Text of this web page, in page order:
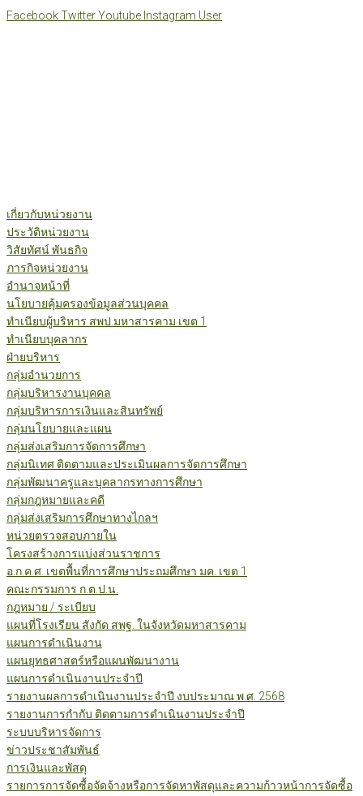
Skip
FacebookTwitterYoutube Instagram User
เกี่ยวกับหน่วยงาน
ประวัติหน่วยงาน
วิสัยทัศน์ พันธกิจ
ภารกิจหน่วยงาน
อำนาจหน้าที่
นโยบายคุ้มครองข้อมูลส่วนบุคคล
ทำเนียบผู้บริหาร สพป.มหาสารคาม เขต 1
ทำเนียบบุคลากร
ฝ่ายบริหาร
กลุ่มอำนวยการ
กลุ่มบริหารงานบุคคล
กลุ่มบริหารการเงินและสินทรัพย์
กลุ่มนโยบายและแผน
กลุ่มส่งเสริมการจัดการศึกษา
กลุ่มนิเทศ ติดตามและประเมินผลการจัดการศึกษา
กลุ่มพัฒนาครูและบุคลากรทางการศึกษา
กลุ่มกฎหมายและคดี
กลุ่มส่งเสริมการศึกษาทางไกลฯ
หน่วยตรวจสอบภายใน
โครงสร้างการแบ่งส่วนราชการ
อ.ก.ค.ศ. เขตพื้นที่การศึกษาประถมศึกษา มค. เขต 1
คณะกรรมการ ก.ต.ป.น.
กฎหมาย / ระเบียบ
แผนที่โรงเรียน สังกัด สพฐ. ในจังหวัดมหาสารคาม
แผนการดำเนินงาน
แผนยุทธศาสตร์หรือแผนพัฒนางาน
แผนการดำเนินงานประจำปี
รายงานผลการดำเนินงานประจำปี งบประมาณ พ.ศ. 2568
รายงานการกำกับ ติดตามการดำเนินงานประจำปี
ระบบบริหารจัดการ
ข่าวประชาสัมพันธ์
การเงินและพัสดุ
รายการการจัดซื้อจัดจ้างหรือการจัดหาพัสดุและความก้าวหน้าการจัดซื้อ